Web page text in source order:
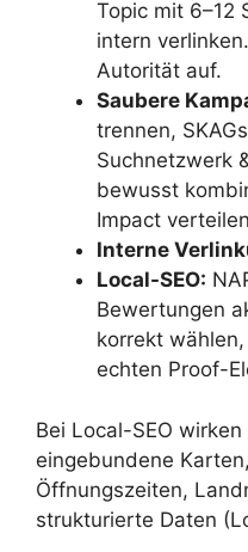
Topic mit 6–12
intern
Autorität auf.
Saubere
trennen,
Suchnetzwerk
bewusst
Impact
Interne
Local-SEO:
Bewertungen
korrekt
echten Proof-
Bei Local-SEO
eingebundene
Öffnungszeiten,
strukturierte Daten